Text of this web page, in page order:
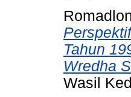
Tahun
Wredha
Wasil